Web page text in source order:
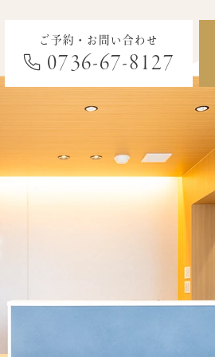
ご予約・お問い合わせ
0736-67-8127